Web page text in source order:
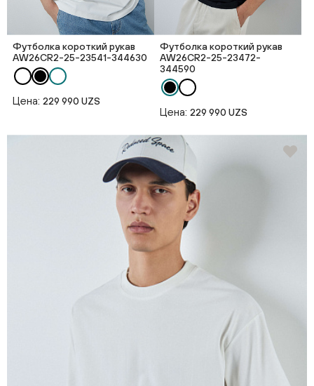
Футболка короткий рукав
AW26CR2-25-23541-344630
Цена: 229 990 UZS
Футболка короткий рукав
AW26CR2-25-23472-
344590
Цена: 229 990 UZS